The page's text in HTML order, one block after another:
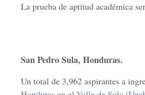
La prueba de aptitud académica
San Pedro Sula, Honduras.
Un total de 3,962 aspirantes a